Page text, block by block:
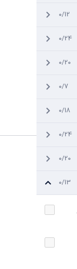
0/12
0/24
0/20
0/7
0/18
0/24
0/20
0/13